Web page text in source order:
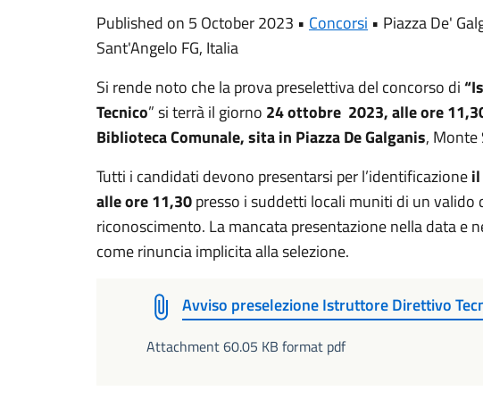
Published on 5 October 2023 • Concorsi • Piazza De'
Sant'Angelo FG, Italia
Si rende noto che la prova preselettiva del concorso di
Tecnico” si terrà il giorno 24 ottobre 2023, alle ore
Biblioteca Comunale, sita in Piazza De Galganis, Monte
Tutti i candidati devono presentarsi per l’identificazione
alle ore 11,30presso i suddetti locali muniti di un valido
riconoscimento. La mancata presentazione nella data e
come rinuncia implicita alla selezione.
Avviso preselezione Istruttore Direttivo
Attachment 60.05 KB format pdf